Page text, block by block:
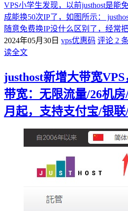
VPS小学生发现，以前justhost是能
成能换50次IP了，如图所示：
随意免费换IP没什么区别了，经常
2024年05月30日 vps优惠码 评论 2 条
读全文
justhost新增大带宽
带宽：无限流量/26机
月起，支持支付宝/银联